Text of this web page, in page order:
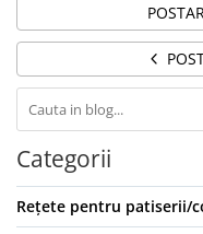
Categorii
Rețete pentru patiserii/